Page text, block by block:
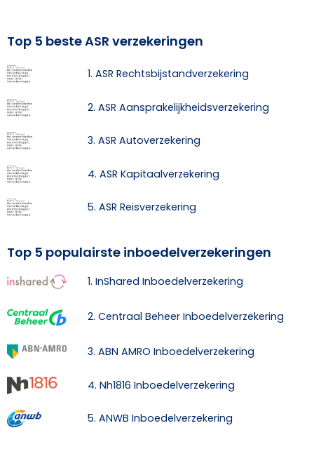
Top 5 beste ASR verzekeringen
1. ASR Rechtsbijstandverzekering
2. ASR Aansprakelijkheidsverzekering
3. ASR Autoverzekering
4. ASR Kapitaalverzekering
5. ASR Reisverzekering
Top 5 populairste inboedelverzekeringen
1. InShared Inboedelverzekering
2. Centraal Beheer Inboedelverzekering
3. ABN AMRO Inboedelverzekering
4. Nh1816 Inboedelverzekering
5. ANWB Inboedelverzekering